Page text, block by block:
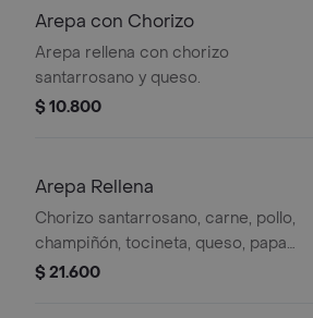
Arepa con Chorizo
Arepa rellena con chorizo
santarrosano y queso.
$ 10.800
Arepa Rellena
Chorizo santarrosano, carne, pollo,
champiñón, tocineta, queso, papa
chip huevo de codorniz y salsas.
$ 21.600